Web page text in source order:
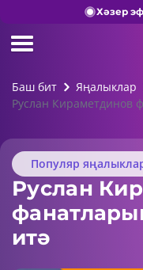
Хәзер
Баш бит
Яңалыклар
Руслан Кираметдинов
Популяр
Руслан
итә